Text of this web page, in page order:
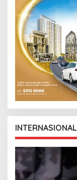
INTERNASIONAL